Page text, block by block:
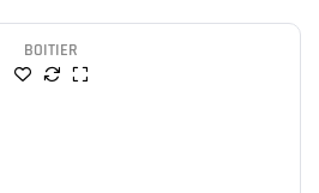
BOITIER